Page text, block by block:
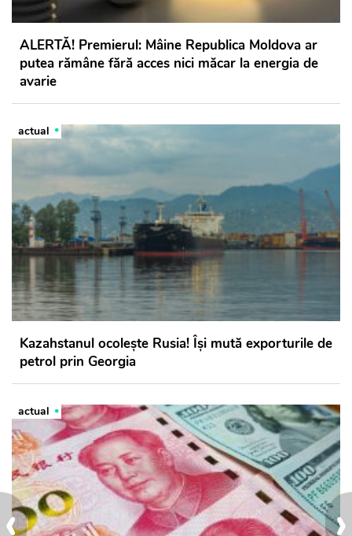
ALERTĂ! Premierul: Mâine Republica Moldova ar
putea rămâne fără acces nici măcar la energia de
avarie
actual
Kazahstanul ocolește Rusia! Își mută exporturile de
petrol prin Georgia
actual